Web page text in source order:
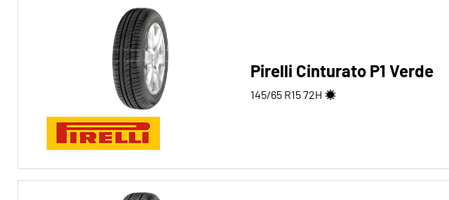
Alle Arten (39)
Sommer (22)
Ganzjahres (8)
Alle Arten (39)
Pirelli Cinturato P1 Verde
145/65 R1572H